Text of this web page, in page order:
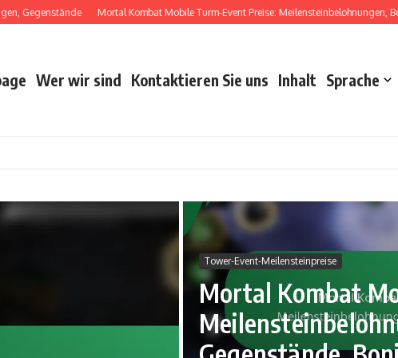
Mortal Kombat Mobile Turm-Event Preise: Meilensteinbelohnungen,
Wer wir sind Kontaktieren Sie uns Inhalt Sprache
Tower-Event-Meilensteinpreise
Mortal Kombat
Zeitlich begrenzte Paketangebote